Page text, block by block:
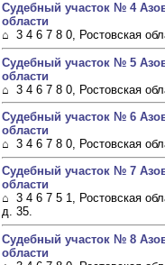
Судебный участок № 4
области
⌂ 3 4 6 7 8 0, Ростовская
Судебный участок № 5
области
⌂ 3 4 6 7 8 0, Ростовская
Судебный участок № 6
области
⌂ 3 4 6 7 8 0, Ростовская
Судебный участок № 7
области
⌂ 3 4 6 7 5 1, Ростовская
д. 35.
Судебный участок № 8
области